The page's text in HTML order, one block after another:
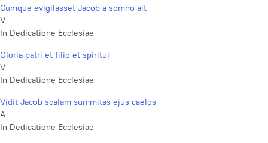
Cumque evigilasset Jacob a somno ait
V
In Dedicatione Ecclesiae
Gloria patri et filio et spiritui
V
In Dedicatione Ecclesiae
Vidit Jacob scalam summitas ejus caelos
A
In Dedicatione Ecclesiae